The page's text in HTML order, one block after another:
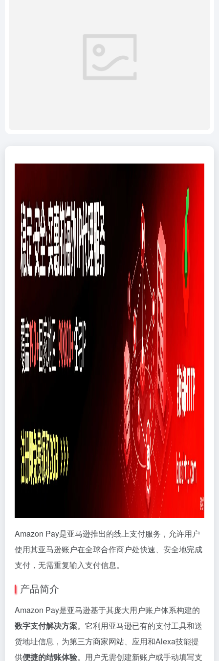
Amazon Pay是亚马逊推出的线上支付服务，允许用户
使用其亚马逊账户在全球合作商户处快速、安全地完成
支付，无需重复输入支付信息。
产品简介
Amazon Pay是亚马逊基于其庞大用户账户体系构建的
数字支付解决方案。它利用亚马逊已有的支付工具和送
货地址信息，为第三方商家网站、应用和Alexa技能提
供便捷的结账体验。用户无需创建新账户或手动填写支